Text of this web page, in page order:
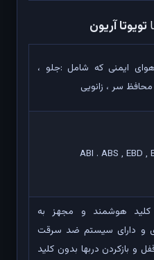
تویوتا آریون
ایمنی که شامل :جلو ،
محافظ سر ، زانویی
ABI . ABS , EBD ,
کلید هوشمند و مجهز به
و دارای سیستم ضد سرقت
و بازکردن دربها بدون کلید